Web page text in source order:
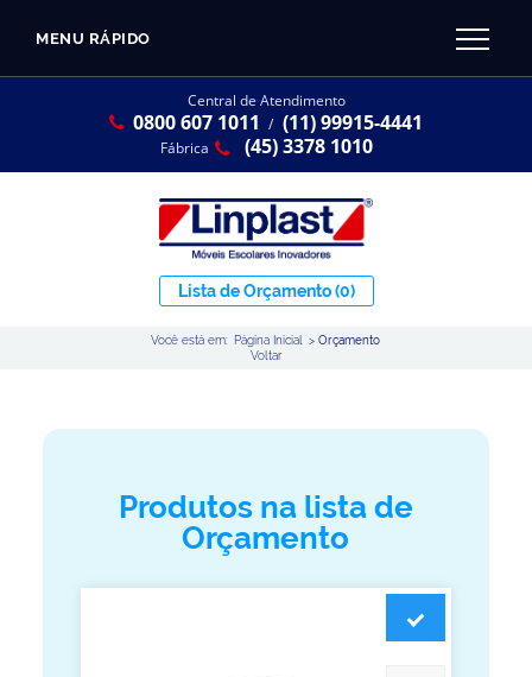
MENU RÁPIDO
Central de Atendimento
0800 607 1011 / (11) 99915-4441
Fábrica (45) 3378 1010
Lista de Orçamento(0)
Você está em: Página Inicial >Orçamento
Voltar
Produtos na lista de
Orçamento
Linha Resina Plástica
Ambiente Maker
CATÁLOGO LINPLAST 2025
SOBRE A EMPRESA